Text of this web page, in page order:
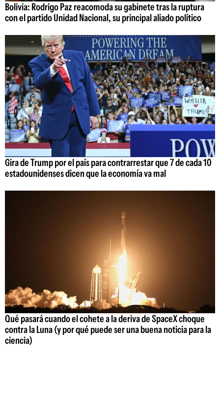
Bolivia: Rodrigo Paz reacomoda su gabinete tras la ruptura
con el partido Unidad Nacional, su principal aliado político
Gira de Trump por el país para contrarrestar que 7 de cada 10
estadounidenses dicen que la economía va mal
Qué pasará cuando el cohete a la deriva de SpaceX choque
contra la Luna (y por qué puede ser una buena noticia para la
ciencia)